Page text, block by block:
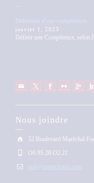
...
janvier 1, 2023
Définir une Compétence, selon
Nous joindre
52 Boulevard Maréchal
O6.95.28.O2.21